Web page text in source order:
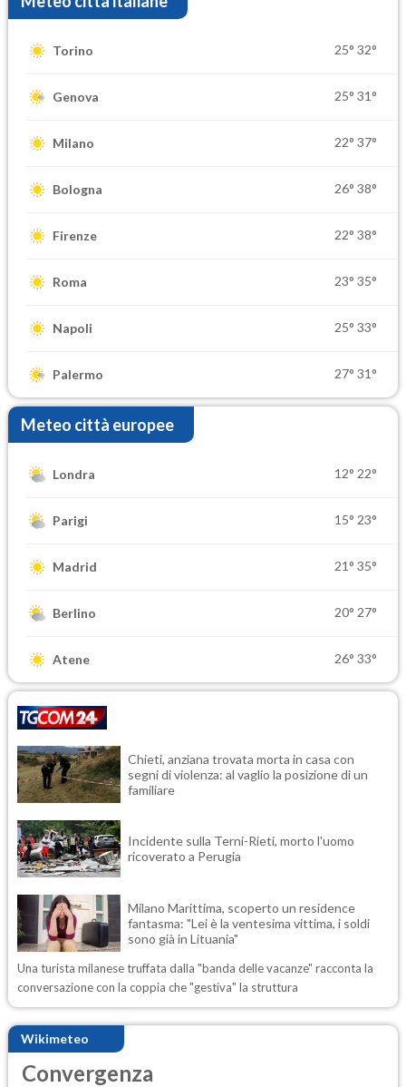
Torino 25° 32°
Genova 25° 31°
Milano 22° 37°
Bologna 26° 38°
Firenze 22° 38°
Roma 23° 35°
Napoli 25° 33°
Palermo 27° 31°
Meteo città europee
Londra 12° 22°
Parigi 15° 23°
Madrid 21° 35°
Berlino 20° 27°
Atene 26° 33°
Wikimeteo
Convergenza
Chieti, anziana trovata morta in casa con
segni di violenza: al vaglio la posizione di un
familiare
Incidente sulla Terni-Rieti, morto l'uomo
ricoverato a Perugia
Milano Marittima, scoperto un residence
fantasma: "Lei è la ventesima vittima, i soldi
sono già in Lituania"
Una turista milanese truffata dalla "banda delle vacanze" racconta la
conversazione con la coppia che "gestiva" la struttura